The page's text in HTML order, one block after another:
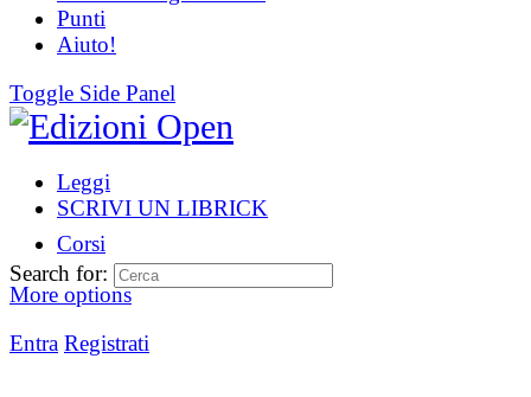
Punti
Aiuto!
Toggle Side Panel
Leggi
SCRIVI UN LIBRICK
Corsi
More options
Entra Registrati
Search for: